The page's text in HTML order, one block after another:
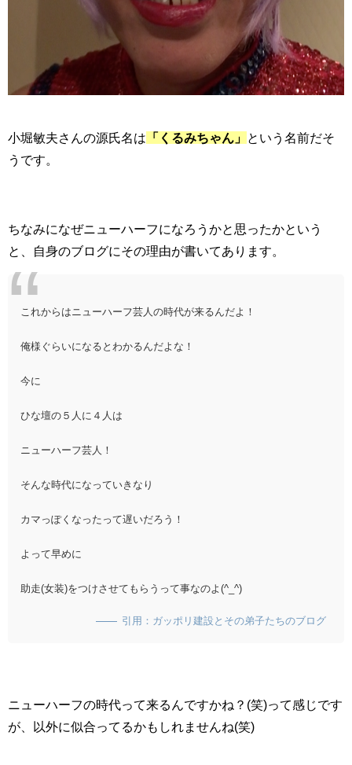
小堀敏夫さんの源氏名は 「くるみちゃん」
という名前だそ
うです。
ちなみになぜニューハーフになろうかと思ったかという
と、自身のブログにその理由が書いてあります。
これからはニューハーフ芸人の時代が来るんだよ！
俺様ぐらいになるとわかるんだよな！
今に
ひな壇の５人に４人は
ニューハーフ芸人！
そんな時代になっていきなり
カマっぽくなったって遅いだろう！
よって早めに
助走(女装)をつけさせてもらうって事なのよ(^_^)
引用：ガッポリ建設とその弟子たちのブログ
ニューハーフの時代って来るんですかね？(笑)って感じです
が、以外に似合ってるかもしれませんね(笑)